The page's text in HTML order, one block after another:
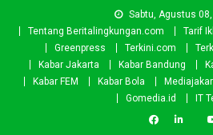
Sabtu, Agustus
Tentang Beritalingkungan.com
Tarif
Greenpress
Terkini.com
Kabar Jakarta
Kabar Bandung
Kabar FEM
Kabar Bola
Gomedia.id
IT